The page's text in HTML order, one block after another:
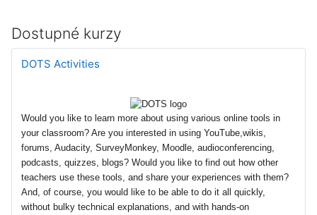
Dostupné kurzy
DOTS Activities
Would you like to learn more about using various online tools in
your classroom? Are you interested in using YouTube,wikis,
forums, Audacity, SurveyMonkey, Moodle, audioconferencing,
podcasts, quizzes, blogs? Would you like to find out how other
teachers use these tools, and share your experiences with them?
And, of course, you would like to be able to do it all quickly,
without bulky technical explanations, and with hands-on